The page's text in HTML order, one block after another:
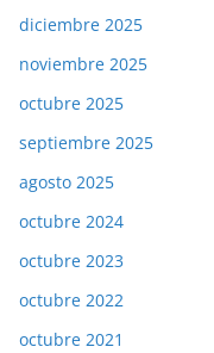
diciembre 2025
noviembre 2025
octubre 2025
septiembre 2025
agosto 2025
octubre 2024
octubre 2023
octubre 2022
octubre 2021